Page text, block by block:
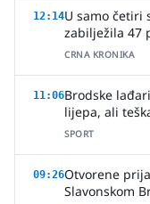
12:14U samo četiri
zabilježila 47
CRNA KRONIKA
11:06Brodske
lijepa, ali
SPORT
09:26Otvorene
Slavonskom